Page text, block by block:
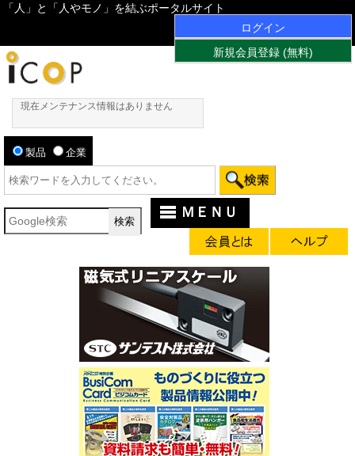
「人」と「人やモノ」を結ぶポータルサイト
ログイン
新規会員登録 (無料)
現在メンテナンス情報はありません
製品 企業
ＭＥＮＵ